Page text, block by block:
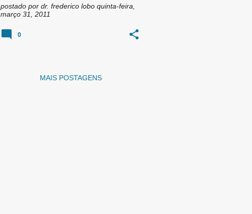
postado por dr. frederico lobo quinta-feira,
março 31, 2011
0
MAIS POSTAGENS